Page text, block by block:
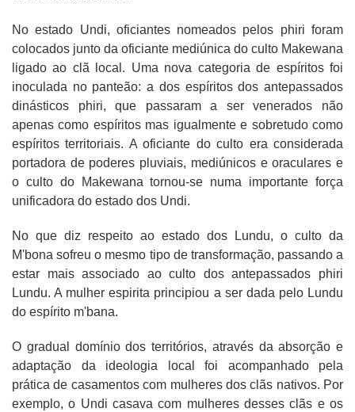
No estado Undi, oficiantes nomeados pelos phiri foram
colocados junto da oficiante mediúnica do culto Makewana
ligado ao clã local. Uma nova categoria de espíritos foi
inoculada no panteão: a dos espíritos dos antepassados
dinásticos phiri, que passaram a ser venerados não
apenas como espíritos mas igualmente e sobretudo como
espíritos territoriais. A oficiante do culto era considerada
portadora de poderes pluviais, mediúnicos e oraculares e
o culto do Makewana tornou-se numa importante força
unificadora do estado dos Undi.
No que diz respeito ao estado dos Lundu, o culto da
M'bona sofreu o mesmo tipo de transformação, passando a
estar mais associado ao culto dos antepassados phiri
Lundu. A mulher espirita principiou a ser dada pelo Lundu
do espírito m'bana.
O gradual domínio dos territórios, através da absorção e
adaptação da ideologia local foi acompanhado pela
prática de casamentos com mulheres dos clãs nativos. Por
exemplo, o Undi casava com mulheres desses clãs e os